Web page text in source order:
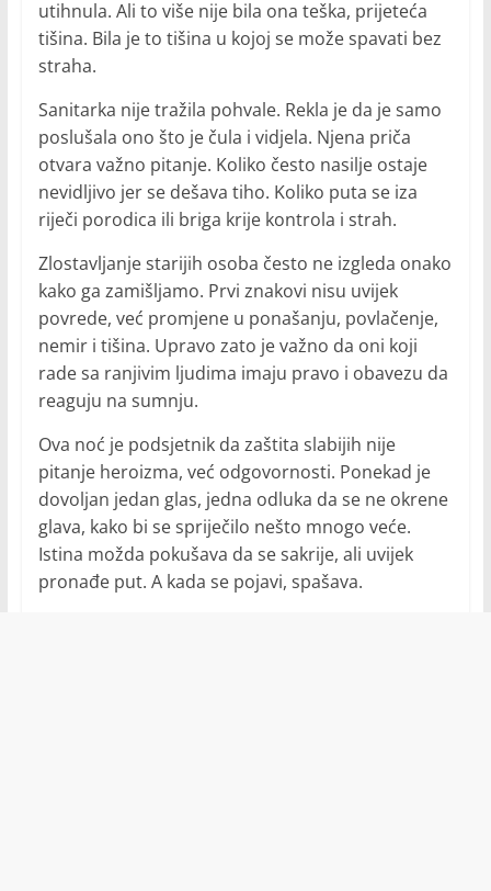
utihnula. Ali to više nije bila ona teška, prijeteća
tišina. Bila je to tišina u kojoj se može spavati bez
straha.
Sanitarka nije tražila pohvale. Rekla je da je samo
poslušala ono što je čula i vidjela. Njena priča
otvara važno pitanje. Koliko često nasilje ostaje
nevidljivo jer se dešava tiho. Koliko puta se iza
riječi porodica ili briga krije kontrola i strah.
Zlostavljanje starijih osoba često ne izgleda onako
kako ga zamišljamo. Prvi znakovi nisu uvijek
povrede, već promjene u ponašanju, povlačenje,
nemir i tišina. Upravo zato je važno da oni koji
rade sa ranjivim ljudima imaju pravo i obavezu da
reaguju na sumnju.
Ova noć je podsjetnik da zaštita slabijih nije
pitanje heroizma, već odgovornosti. Ponekad je
dovoljan jedan glas, jedna odluka da se ne okrene
glava, kako bi se spriječilo nešto mnogo veće.
Istina možda pokušava da se sakrije, ali uvijek
pronađe put. A kada se pojavi, spašava.